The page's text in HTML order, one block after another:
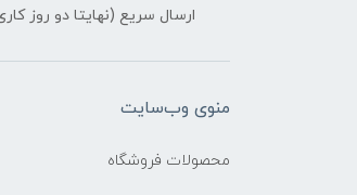
ارسال سریع (نهایتا دو روز
منوی وب‌سایت
محصولات فروشگاه